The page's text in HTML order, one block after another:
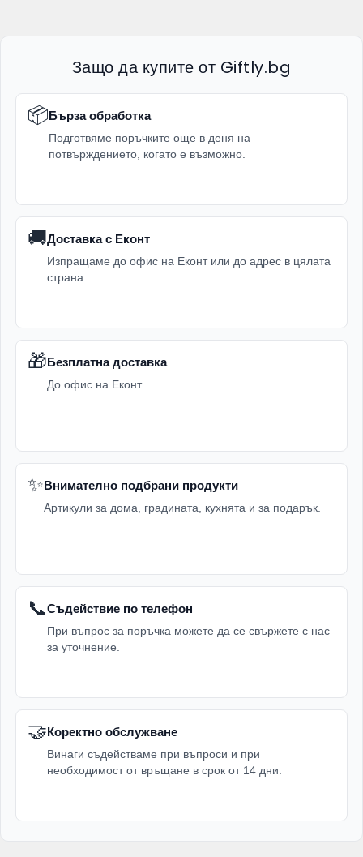
Защо да купите от Giftly.bg
📦Бърза обработка
Подготвяме поръчките още в деня на
потвърждението, когато е възможно.
🚚Доставка с Еконт
Изпращаме до офис на Еконт или до адрес в цялата
страна.
🎁Безплатна доставка
До офис на Еконт
✨Внимателно подбрани продукти
Артикули за дома, градината, кухнята и за подарък.
📞Съдействие по телефон
При въпрос за поръчка можете да се свържете с нас
за уточнение.
🤝Коректно обслужване
Винаги съдействаме при въпроси и при
необходимост от връщане в срок от 14 дни.